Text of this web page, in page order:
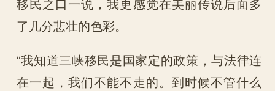
了几分悲壮的色彩。
“我知道三峡移民是国家定的政策，与法律连
在一起，我们不能不走的。到时候不管什么